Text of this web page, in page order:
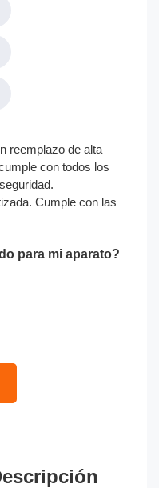
reemplazo de alta
con todos los
Cumple con las
para mi aparato?